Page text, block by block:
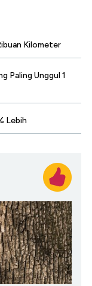
Kilometer
Paling Unggul 1
Lebih